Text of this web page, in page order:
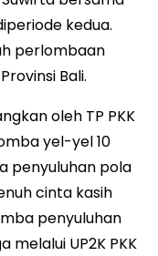
kedua.
perlombaan
Bali.
oleh TP PKK
yel-yel 10
penyuluhan pola
cinta kasih
penyuluhan
UP2K PKK